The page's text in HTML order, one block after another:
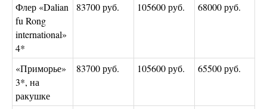
Флер «Dalian
fu Rong
international»
4*
83700 руб. 105600 руб. 68000 руб.
«Приморье»
3*, на
ракушке
83700 руб. 105600 руб. 65500 руб.